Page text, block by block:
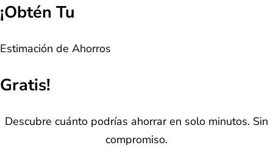
¡Obtén Tu
Estimación de Ahorros
Gratis!
Descubre cuánto podrías ahorrar en solo minutos. Sin
compromiso.